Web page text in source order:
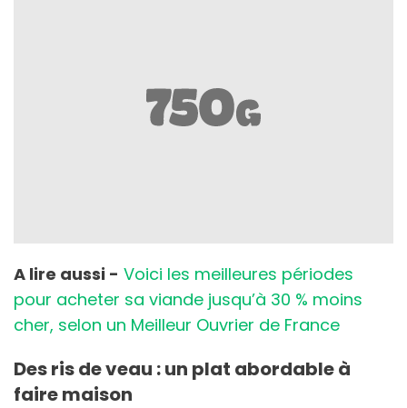
A lire aussi - Voici les meilleures périodes
pour acheter sa viande jusqu’à 30 % moins
cher, selon un Meilleur Ouvrier de France
Des ris de veau : un plat abordable à
faire maison